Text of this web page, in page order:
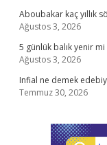
Aboubakar kaç yıllık
Ağustos 3, 2026
5 günlük balık yenir mi
Ağustos 3, 2026
Infial ne demek
Temmuz 30, 2026